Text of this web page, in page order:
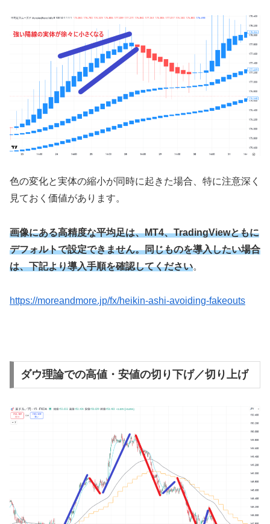
色の変化と実体の縮小が同時に起きた場合、特に注意深く
見ておく価値があります。
画像にある高精度な平均足は、MT4、TradingViewともに
デフォルトで設定できません。同じものを導入したい場合
は、下記より導入手順を確認してください。
https://moreandmore.jp/fx/heikin-ashi-avoiding-fakeouts
ダウ理論での高値・安値の切り下げ／切り上げ